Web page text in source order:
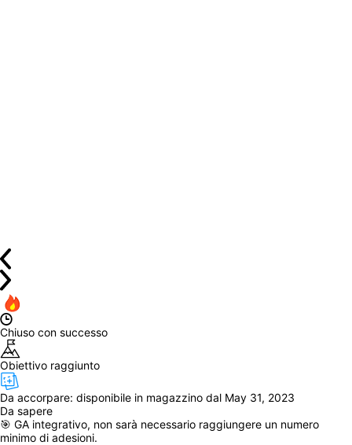
Chiuso con successo
Obiettivo raggiunto
Da accorpare: disponibile in magazzino dal May 31, 2023
Da sapere
🎯 GA integrativo, non sarà necessario raggiungere un numero
minimo di adesioni.